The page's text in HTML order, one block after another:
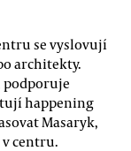
se vyslovují
architekty.
podporuje
happening
Masaryk,
centru.